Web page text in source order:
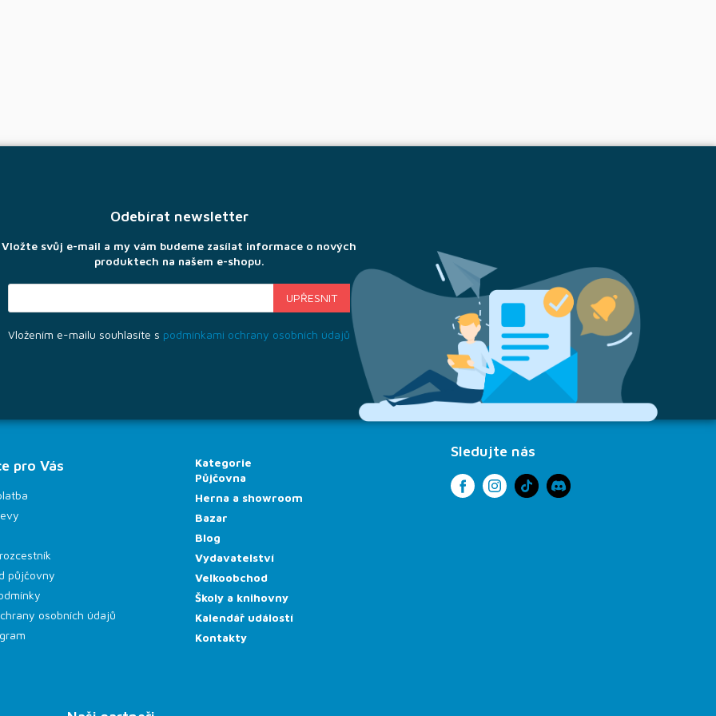
Odebírat newsletter
Vložte svůj e-mail a my vám budeme zasílat informace o nových
produktech na našem e-shopu.
Vložením e-mailu souhlasíte s podmínkami ochrany osobních údajů
pro Vás
půjčovny
osobních údajů
Kategorie
Půjčovna
Herna a showroom
Bazar
Blog
Vydavatelství
Velkoobchod
Školy a knihovny
Kalendář událostí
Kontakty
Sledujte nás